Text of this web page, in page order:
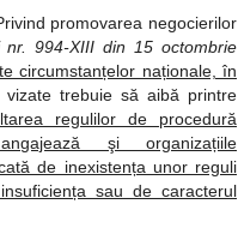
promovarea negocierilor
nr. 994-XIII din 15 octombrie
circumstanțelor naționale, în
vizate trebuie să aibă printre
regulilor de procedură
şi organizațiile
de inexistența unor reguli
sau de caracterul